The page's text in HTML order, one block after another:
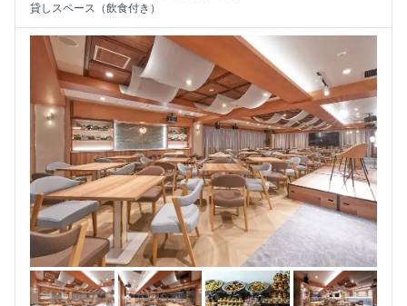
貸しスペース（飲食付き）